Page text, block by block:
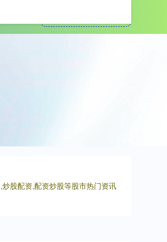
股配资,配资炒股等股市热门资讯